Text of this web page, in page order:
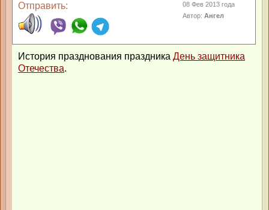
Отправить:
08 Фев 2013 года
Автор:Ангел
История празднования праздника День защитника
Отечества.